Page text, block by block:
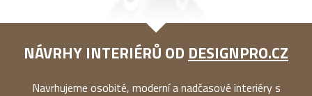
NÁVRHY INTERIÉRŮ OD DESIGNPRO.CZ
Navrhujeme osobité, moderní a nadčasové interiéry s